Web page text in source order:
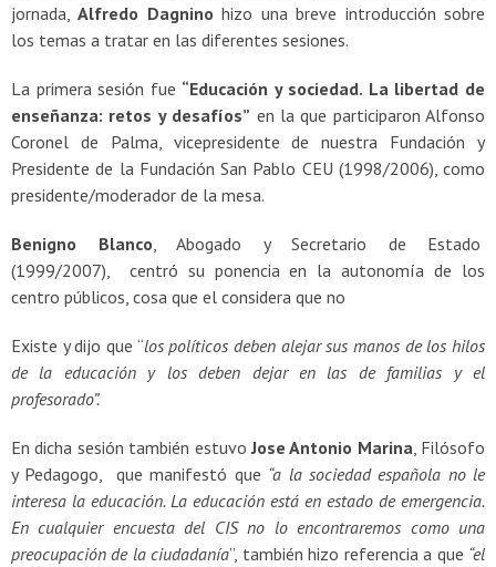
jornada,Alfredo Dagnino hizo una breve introducción sobre
los temas a tratar en las diferentes sesiones.
La primera sesión fue “Educación y sociedad. La libertad de
enseñanza: retos y desafíos” en la que participaron Alfonso
Coronel de Palma, vicepresidente de nuestra Fundación y
Presidente de la Fundación San Pablo CEU (1998/2006), como
presidente/moderador de la mesa.
Benigno Blanco , Abogado y Secretario de Estado
(1999/2007), centró su ponencia en la autonomía de los
centro públicos, cosa que el considera que no
Existe y dijo que “los políticos deben alejar sus manos de los hilos
de la educación y los deben dejar en las de familias y el
profesorado”.
En dicha sesión también estuvoJose Antonio Marina , Filósofo
y Pedagogo, que manifestó que “a la sociedad española no le
interesa la educación. La educación está en estado de emergencia.
En cualquier encuesta del CIS no lo encontraremos como una
preocupación de la ciudadanía”, también hizo referencia a que “el